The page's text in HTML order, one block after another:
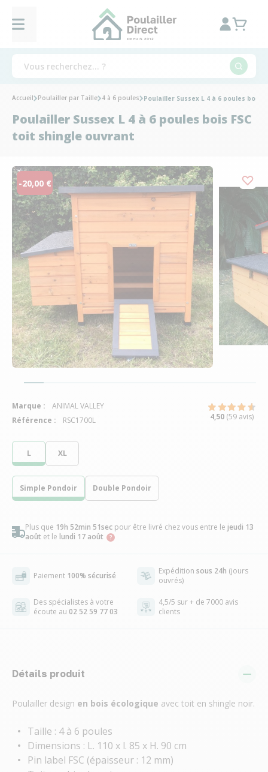
L XL
Simple Pondoir Double Pondoir
Plus que 19h 52min 50sec pour être livré chez vous entre le jeudi 13
août et le lundi 17 août
Paiement 100% sécurisé Expédition sous 24h (jours
ouvrés)
Des spécialistes à votre
écoute au 02 52 59 77 03
4,5/5 sur + de 7000 avis
clients
Détails produit
Poulailler design en bois écologique avec toit en shingle noir.
Taille : 4 à 6 poules
Dimensions : L. 110 x l. 85 x H. 90 cm
Pin label FSC (épaisseur : 12 mm)
Accueil Poulailler par Taille 4 à 6 poules Poulailler Sussex L 4 à 6 poules bois
Poulailler Sussex L 4 à 6 poules bois FSC
toit shingle ouvrant
-20,00 €
Marque :
ANIMAL VALLEY
Référence :
RSC1700L 4,50 (59 avis)